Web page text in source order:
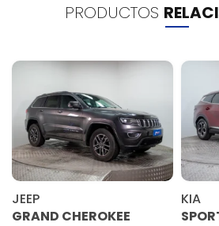
PRODUCTOS
JEEP
GRAND CHEROKEE
KIA